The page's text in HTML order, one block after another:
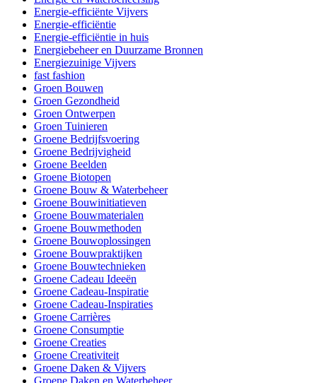
Energie-efficiënte Vijvers
Energie-efficiëntie
Energie-efficiëntie in huis
Energiebeheer en Duurzame Bronnen
Energiezuinige Vijvers
fast fashion
Groen Bouwen
Groen Gezondheid
Groen Ontwerpen
Groen Tuinieren
Groene Bedrijfsvoering
Groene Bedrijvigheid
Groene Beelden
Groene Biotopen
Groene Bouw & Waterbeheer
Groene Bouwinitiatieven
Groene Bouwmaterialen
Groene Bouwmethoden
Groene Bouwoplossingen
Groene Bouwpraktijken
Groene Bouwtechnieken
Groene Cadeau Ideeën
Groene Cadeau-Inspiratie
Groene Cadeau-Inspiraties
Groene Carrières
Groene Consumptie
Groene Creaties
Groene Creativiteit
Groene Daken & Vijvers
Groene Daken en Waterbeheer